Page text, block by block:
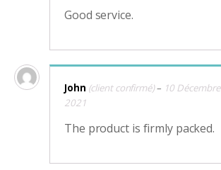
Good service.
John (client confirmé)– 10 Décembre
2021
The product is firmly packed.